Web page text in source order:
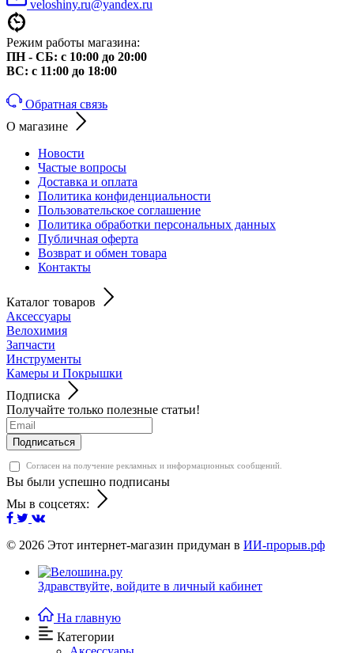
veloshiny.ru@yandex.ru
Режим работы магазина:
ПН - СБ: с 10:00 до 20:00
ВС: с 11:00 до 18:00
Обратная связь
О магазине
Новости
Частые вопросы
Доставка и оплата
Политика конфиденциальности
Пользовательское соглашение
Политика обработки персональных данных
Публичная оферта
Возврат и обмен товара
Контакты
Каталог товаров
Аксессуары
Велохимия
Запчасти
Инструменты
Камеры и Покрышки
Подписка
Получайте только полезные статьи!
Подписаться
Согласен на получение рекламных и информационных сообщений.
Вы были успешно подписаны
Мы в соцсетях:
© 2026 Этот интернет-магазин придуман в ИИ-прорыв.рф
Здравствуйте, войдите в личный кабинет
На главную
Категории